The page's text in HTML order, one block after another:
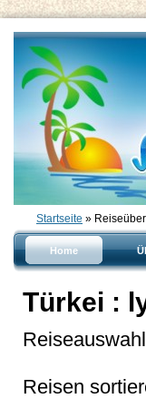
Startseite »
Home
Türkei :
Reisen